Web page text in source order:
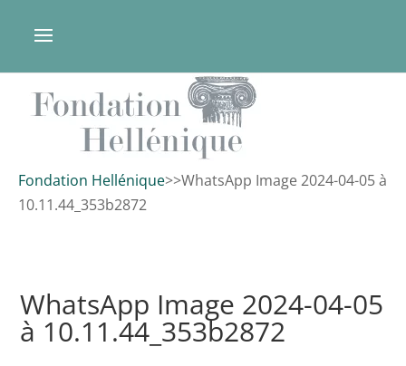
Fondation Hellénique>>WhatsApp Image 2024-04-05 à
10.11.44_353b2872
WhatsApp Image 2024-04-05
à 10.11.44_353b2872